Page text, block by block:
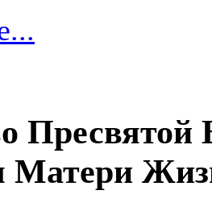
Пресвятой
Матери